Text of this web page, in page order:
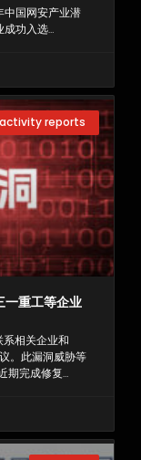
中国网安产业潜
成功入选…
activity reports
重工等企业
相关企业和
。此漏洞威胁等
期完成修复…